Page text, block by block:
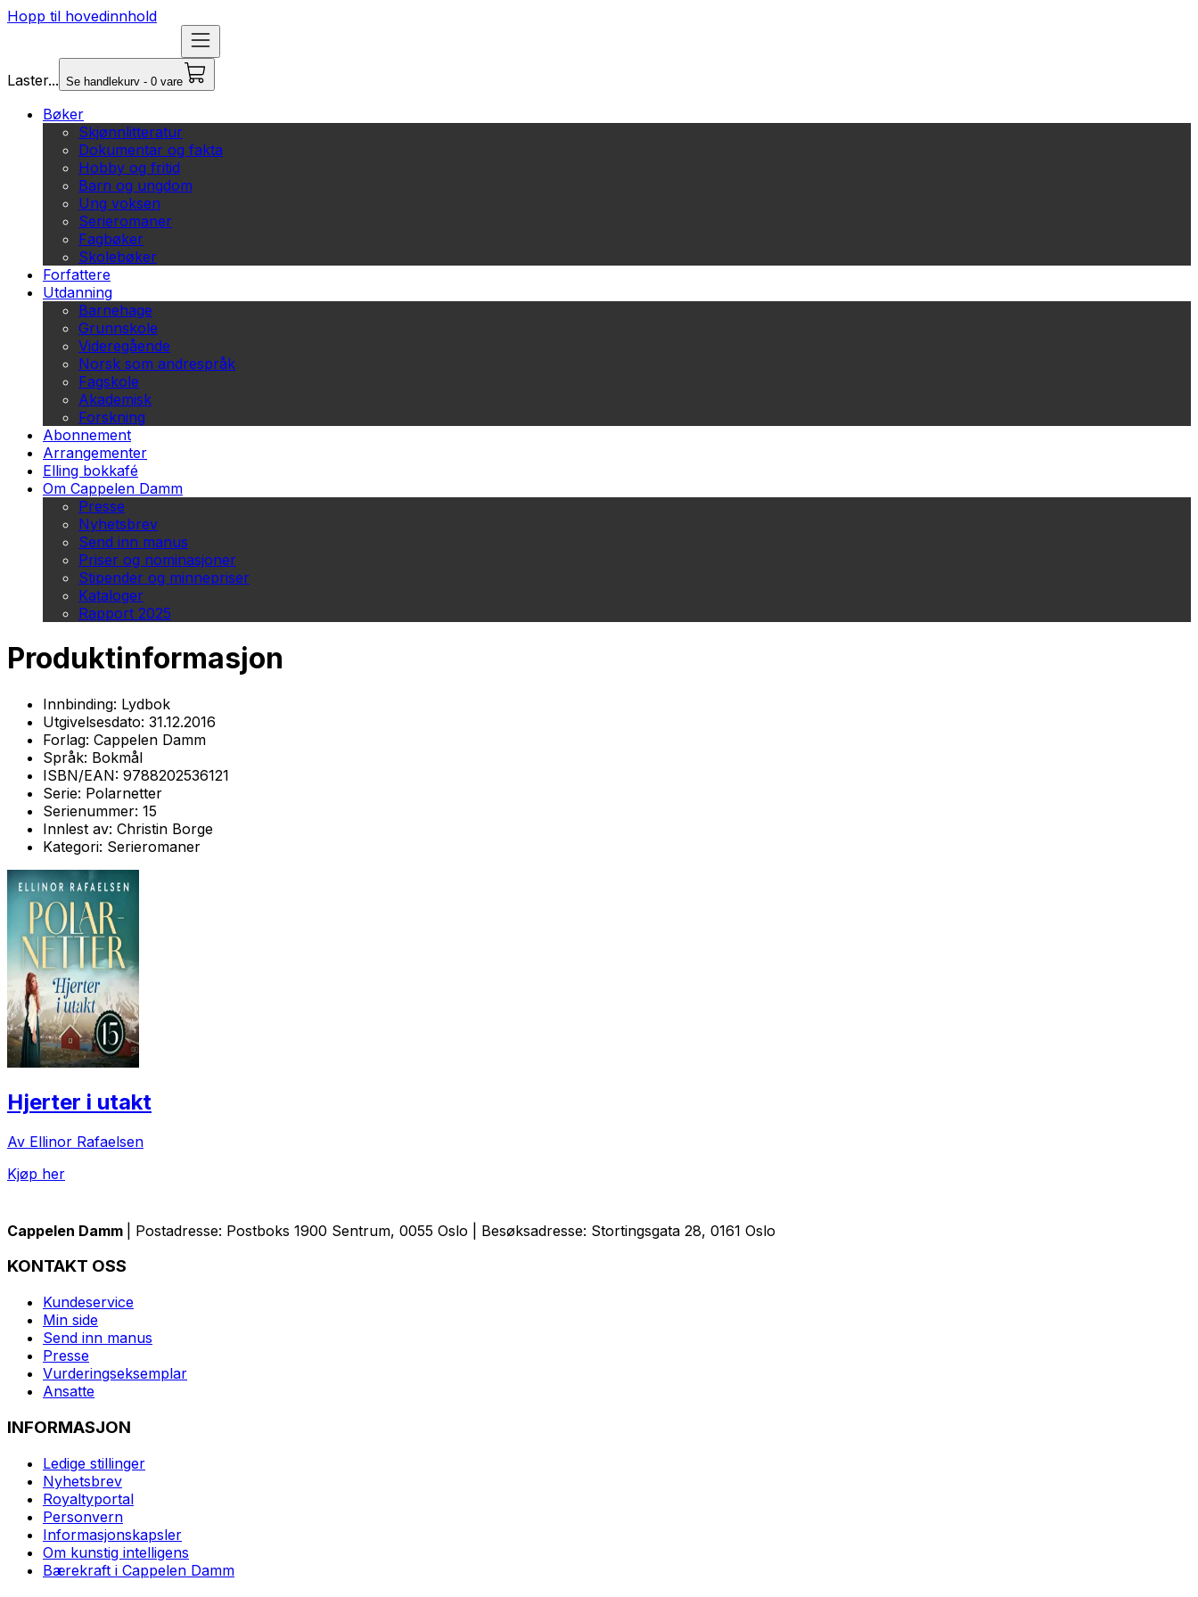
Hopp til hovedinnhold
Laster... Se handlekurv - 0 vare
Bøker
Skjønnlitteratur
Dokumentar og fakta
Hobby og fritid
Barn og ungdom
Ung voksen
Serieromaner
Fagbøker
Skolebøker
Forfattere
Utdanning
Barnehage
Grunnskole
Videregående
Norsk som andrespråk
Fagskole
Akademisk
Forskning
Abonnement
Arrangementer
Elling bokkafé
Om Cappelen Damm
Presse
Nyhetsbrev
Send inn manus
Priser og nominasjoner
Stipender og minnepriser
Kataloger
Rapport 2025
Produktinformasjon
Innbinding: Lydbok
Utgivelsesdato: 31.12.2016
Forlag: Cappelen Damm
Språk: Bokmål
ISBN/EAN: 9788202536121
Serie: Polarnetter
Serienummer: 15
Innlest av: Christin Borge
Kategori: Serieromaner
Hjerter i utakt
Av Ellinor Rafaelsen
Kjøp her
Cappelen Damm | Postadresse: Postboks 1900 Sentrum, 0055 Oslo | Besøksadresse: Stortingsgata 28, 0161 Oslo
KONTAKT OSS
Kundeservice
Min side
Send inn manus
Presse
Vurderingseksemplar
Ansatte
INFORMASJON
Ledige stillinger
Nyhetsbrev
Royaltyportal
Personvern
Informasjonskapsler
Om kunstig intelligens
Bærekraft i Cappelen Damm